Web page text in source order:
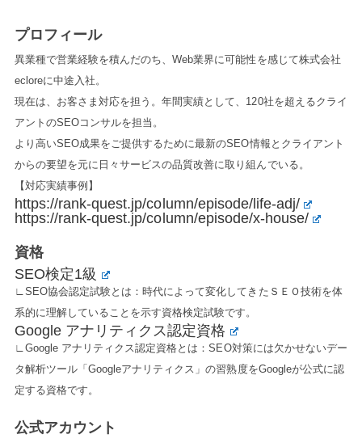
プロフィール
異業種で営業経験を積んだのち、Web業界に可能性を感じて株式会社
ecloreに中途入社。
現在は、お客さま対応を担う。年間実績として、120社を超えるクライ
アントのSEOコンサルを担当。
より高いSEO成果をご提供するために最新のSEO情報とクライアント
からの要望を元に日々サービスの品質改善に取り組んでいる。
【対応実績事例】
https://rank-quest.jp/column/episode/life-adj/
https://rank-quest.jp/column/episode/x-house/
資格
SEO検定1級
∟SEO協会認定試験とは：時代によって変化してきたＳＥＯ技術を体
系的に理解していることを示す資格検定試験です。
Google アナリティクス認定資格
∟Google アナリティクス認定資格とは：SEO対策には欠かせないデー
タ解析ツール「Googleアナリティクス」の習熟度をGoogleが公式に認
定する資格です。
公式アカウント